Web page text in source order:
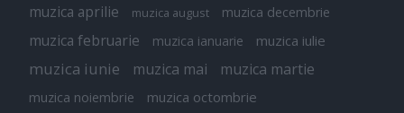
muzica aprilie muzica august muzica decembrie
muzica februarie muzica ianuarie muzica iulie
muzica iunie muzica mai muzica martie
muzica noiembrie muzica octombrie